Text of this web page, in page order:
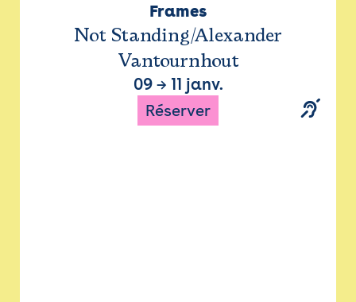
Frames
Not Standing/Alexander
Vantournhout
09→ 11 janv.
Réserver